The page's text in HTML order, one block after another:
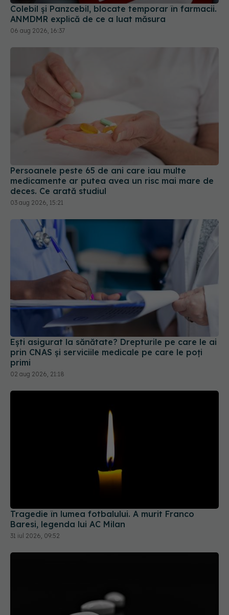
Colebil și Panzcebil, blocate temporar în farmacii.
ANMDMR explică de ce a luat măsura
06 aug 2026, 16:37
Persoanele peste 65 de ani care iau multe
medicamente ar putea avea un risc mai mare de
deces. Ce arată studiul
03 aug 2026, 15:21
Ești asigurat la sănătate? Drepturile pe care le ai
prin CNAS și serviciile medicale pe care le poți
primi
02 aug 2026, 21:18
Tragedie în lumea fotbalului. A murit Franco
Baresi, legenda lui AC Milan
31 iul 2026, 09:52